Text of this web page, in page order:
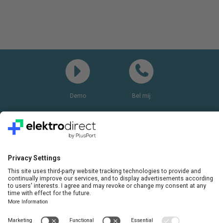
Demo Bel mij
Vragen? Bel ons gerust:
+31(0)85 0719 500
LinkedIn